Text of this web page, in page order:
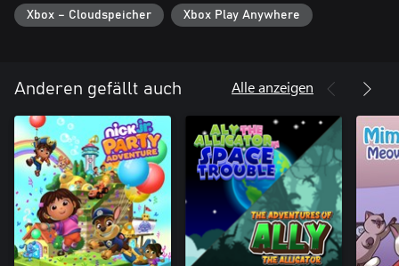
Xbox – Cloudspeicher Xbox Play Anywhere
Anderen gefällt auch Alle anzeigen